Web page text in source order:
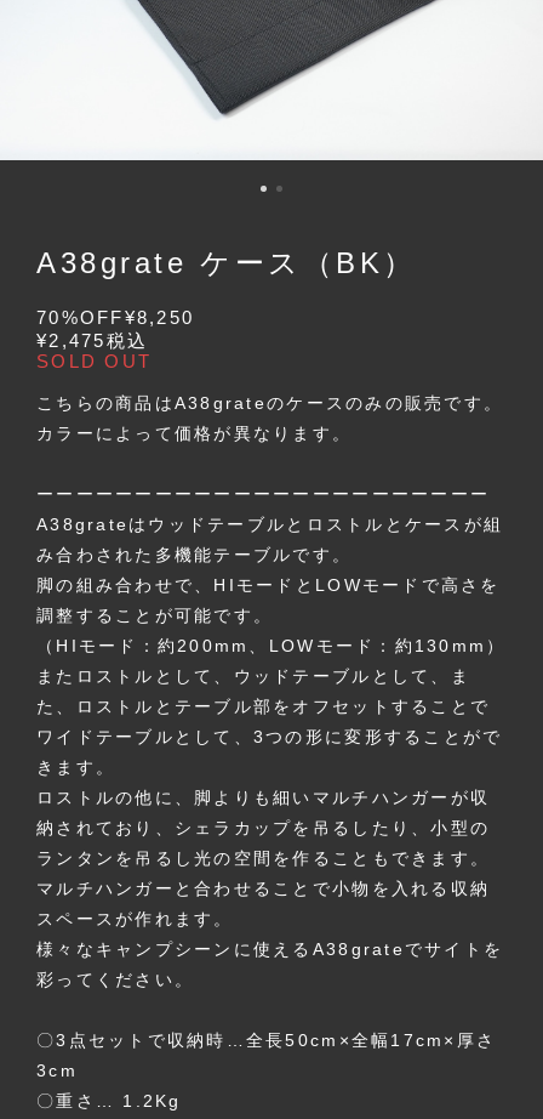
A38grate ケース（BK）
70%OFF¥8,250
¥2,475税込
SOLD OUT
こちらの商品はA38grateのケースのみの販売です。
カラーによって価格が異なります。
ーーーーーーーーーーーーーーーーーーーーーーー
A38grateはウッドテーブルとロストルとケースが組
み合わされた多機能テーブルです。
脚の組み合わせで、HIモードとLOWモードで高さを
調整することが可能です。
（HIモード：約200mm、LOWモード：約130mm）
またロストルとして、ウッドテーブルとして、ま
た、ロストルとテーブル部をオフセットすることで
ワイドテーブルとして、3つの形に変形することがで
きます。
ロストルの他に、脚よりも細いマルチハンガーが収
納されており、シェラカップを吊るしたり、小型の
ランタンを吊るし光の空間を作ることもできます。
マルチハンガーと合わせることで小物を入れる収納
スペースが作れます。
様々なキャンプシーンに使えるA38grateでサイトを
彩ってください。
〇3点セットで収納時…全長50cm×全幅17cm×厚さ
3cm
〇重さ… 1.2Kg